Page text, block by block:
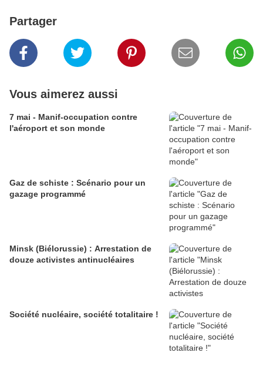
Partager
Vous aimerez aussi
7 mai - Manif-occupation contre
l'aéroport et son monde
Gaz de schiste : Scénario pour un
gazage programmé
Minsk (Biélorussie) : Arrestation de
douze activistes antinucléaires
Société nucléaire, société totalitaire !